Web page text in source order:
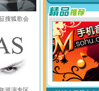
搜狐歌会